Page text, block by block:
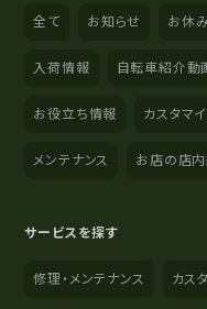
全て お知らせ お休
入荷情報 自転車紹介動
お役立ち情報 カスタマ
メンテナンス お店の店
サービスを探す
修理・メンテナンス カス